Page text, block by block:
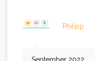
Philipp